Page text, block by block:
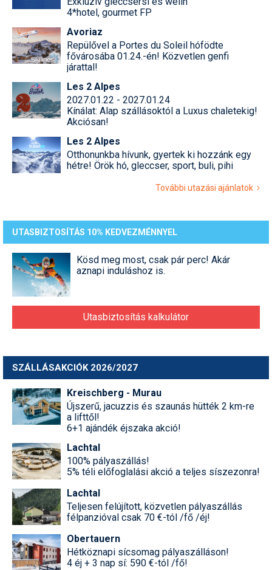
4*hotel, gourmet FP
Avoriaz
Repülővel a Portes du Soleil hófödte
fővárosába 01.24.-én! Közvetlen genfi
járattal!
Les 2 Alpes
2027.01.22 - 2027.01.24
Kínálat: Alap szállásoktól a Luxus chaletekig!
Akciósan!
Les 2 Alpes
Otthonunkba hívunk, gyertek ki hozzánk egy
hétre! Örök hó, gleccser, sport, buli, pihi
További utazási ajánlatok
UTASBIZTOSÍTÁS 10% KEDVEZMÉNNYEL
Kösd meg most, csak pár perc! Akár
aznapi induláshoz is.
Utasbiztosítás kalkulátor
SZÁLLÁSAKCIÓK 2026/2027
Kreischberg - Murau
Újszerű, jacuzzis és szaunás hütték 2 km-re
a lifttől!
6+1 ajándék éjszaka akció!
Lachtal
100% pályaszállás!
5% téli előfoglalási akció a teljes síszezonra!
Lachtal
Teljesen felújított, közvetlen pályaszállás
félpanzióval csak 70 €-tól /fő /éj!
Obertauern
Hétköznapi sícsomag pályaszálláson!
4 éj + 3 nap sí: 590 €-tól /fő!